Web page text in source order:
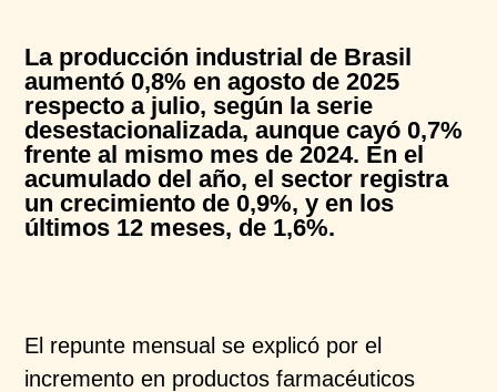
La producción industrial de Brasil
aumentó 0,8% en agosto de 2025
respecto a julio, según la serie
desestacionalizada, aunque cayó 0,7%
frente al mismo mes de 2024. En el
acumulado del año, el sector registra
un crecimiento de 0,9%, y en los
últimos 12 meses, de 1,6%.
El repunte mensual se explicó por el
incremento en productos farmacéuticos